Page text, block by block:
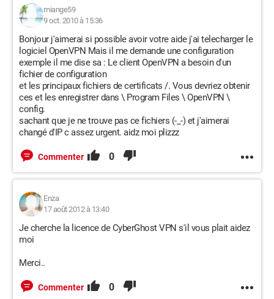
miange59
9 oct. 2010 à 15:36
Bonjour j'aimerai si possible avoir votre aide j'ai telecharger le
logiciel OpenVPN Mais il me demande une configuration
exemple il me dise sa : Le client OpenVPN a besoin d'un
fichier de configuration
et les principaux fichiers de certificats /. Vous devriez obtenir
ces et les enregistrer dans \ Program Files \ OpenVPN \
config.
sachant que je ne trouve pas ce fichiers (-_-) et j'aimerai
changé d'IP c assez urgent. aidz moi plizzz
Commenter 0
Enza
17 août 2012 à 13:40
Je cherche la licence de CyberGhost VPN s'il vous plait aidez
moi
Merci..
Commenter 0